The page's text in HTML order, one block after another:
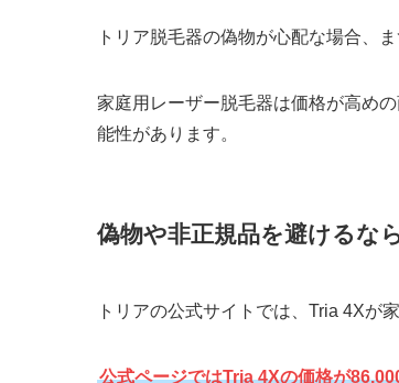
トリア脱毛器の偽物が心配な場合、
家庭用レーザー脱毛器は価格が高め
能性があります。
偽物や非正規品を避けるな
トリアの公式サイトでは、Tria 4Xが
公式ページではTria 4Xの価格が